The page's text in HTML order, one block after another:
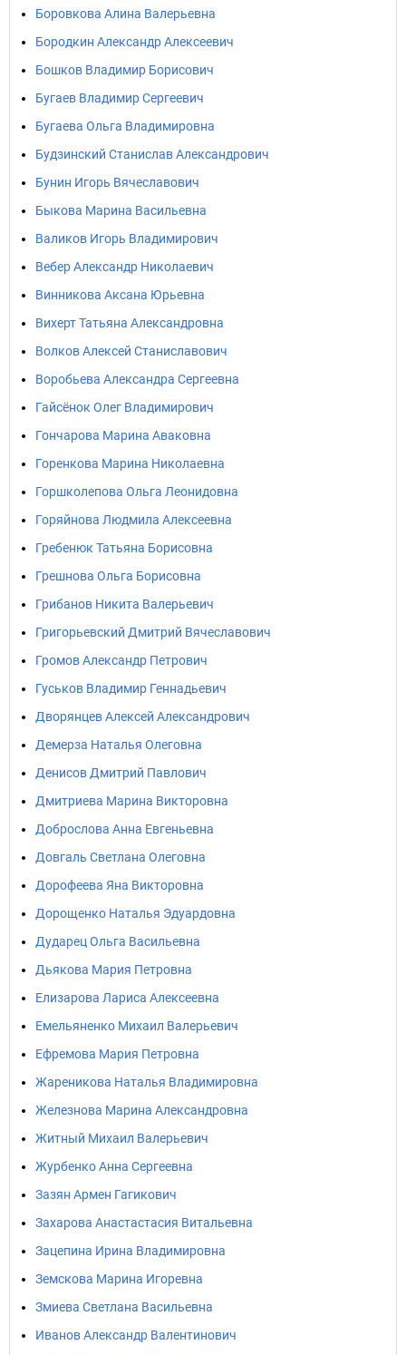
Боровкова Алина Валерьевна
Бородкин Александр Алексеевич
Бошков Владимир Борисович
Бугаев Владимир Сергеевич
Бугаева Ольга Владимировна
Будзинский Станислав Александрович
Бунин Игорь Вячеславович
Быкова Марина Васильевна
Валиков Игорь Владимирович
Вебер Александр Николаевич
Винникова Аксана Юрьевна
Вихерт Татьяна Александровна
Волков Алексей Станиславович
Воробьева Александра Сергеевна
Гайсёнок Олег Владимирович
Гончарова Марина Аваковна
Горенкова Марина Николаевна
Горшколепова Ольга Леонидовна
Горяйнова Людмила Алексеевна
Гребенюк Татьяна Борисовна
Грешнова Ольга Борисовна
Грибанов Никита Валерьевич
Григорьевский Дмитрий Вячеславович
Громов Александр Петрович
Гуськов Владимир Геннадьевич
Дворянцев Алексей Александрович
Демерза Наталья Олеговна
Денисов Дмитрий Павлович
Дмитриева Марина Викторовна
Доброслова Анна Евгеньевна
Довгаль Светлана Олеговна
Дорофеева Яна Викторовна
Дорощенко Наталья Эдуардовна
Дударец Ольга Васильевна
Дьякова Мария Петровна
Елизарова Лариса Алексеевна
Емельяненко Михаил Валерьевич
Ефремова Мария Петровна
Жареникова Наталья Владимировна
Железнова Марина Александровна
Житный Михаил Валерьевич
Журбенко Анна Сергеевна
Зазян Армен Гагикович
Захарова Анастастасия Витальевна
Зацепина Ирина Владимировна
Земскова Марина Игоревна
Змиева Светлана Васильевна
Иванов Александр Валентинович